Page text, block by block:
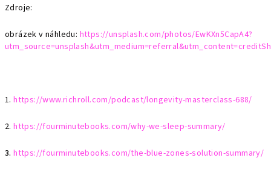
Zdroje:
obrázek v náhledu: https://unsplash.com/photos/EwKXn5CapA4?
1.https://www.richroll.com/podcast/longevity-masterclass-688/
2.https://fourminutebooks.com/why-we-sleep-summary/
3.https://fourminutebooks.com/the-blue-zones-solution-summary/